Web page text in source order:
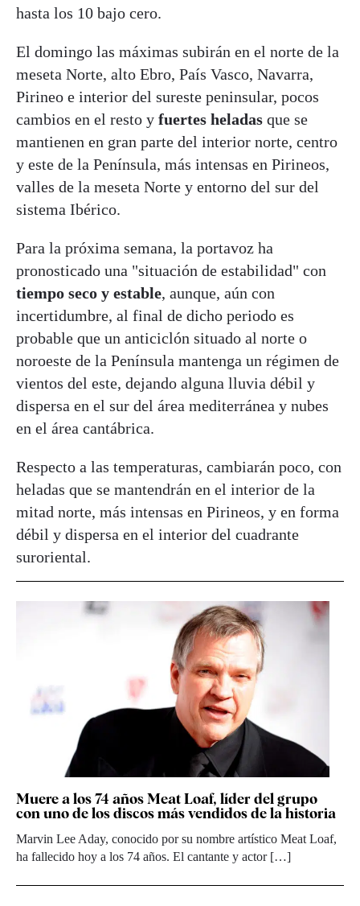
hasta los 10 bajo cero.
El domingo las máximas subirán en el norte de la
meseta Norte, alto Ebro, País Vasco, Navarra,
Pirineo e interior del sureste peninsular, pocos
cambios en el resto y fuertes heladas que se
mantienen en gran parte del interior norte, centro
y este de la Península, más intensas en Pirineos,
valles de la meseta Norte y entorno del sur del
sistema Ibérico.
Para la próxima semana, la portavoz ha
pronosticado una "situación de estabilidad" con
tiempo seco y estable, aunque, aún con
incertidumbre, al final de dicho periodo es
probable que un anticiclón situado al norte o
noroeste de la Península mantenga un régimen de
vientos del este, dejando alguna lluvia débil y
dispersa en el sur del área mediterránea y nubes
en el área cantábrica.
Respecto a las temperaturas, cambiarán poco, con
heladas que se mantendrán en el interior de la
mitad norte, más intensas en Pirineos, y en forma
débil y dispersa en el interior del cuadrante
suroriental.
Muere a los 74 años Meat Loaf, líder del grupo
con uno de los discos más vendidos de la historia
Marvin Lee Aday, conocido por su nombre artístico Meat Loaf,
ha fallecido hoy a los 74 años. El cantante y actor […]